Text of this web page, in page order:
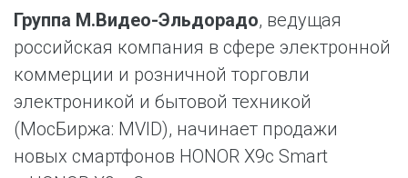
Группа М.Видео-Эльдорадо, ведущая
российская компания в сфере электронной
коммерции и розничной торговли
электроникой и бытовой техникой
(МосБиржа: MVID), начинает продажи
новых смартфонов HONOR X9с Smart